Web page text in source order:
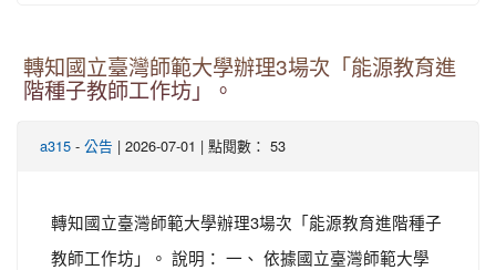
轉知國立臺灣師範大學辦理3場次「能源教育進
階種子教師工作坊」。
a315 - 公告 | 2026-07-01 | 點閱數： 53
轉知國立臺灣師範大學辦理3場次「能源教育進階種子
教師工作坊」。 說明： 一、 依據國立臺灣師範大學